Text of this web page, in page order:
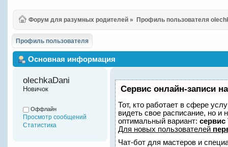
Форум для разумных родителей » Профиль пользователя
Профиль пользователя
Основная информация
olechkaDani
Новичок
Оффлайн
Просмотр сообщений
Статистика
Сервис онлайн-записи
Тот, кто работает в сфере
видеть свое расписание, но
оптимальный вариант: сервис
Для новых пользователей
Чат-бот для мастеров и